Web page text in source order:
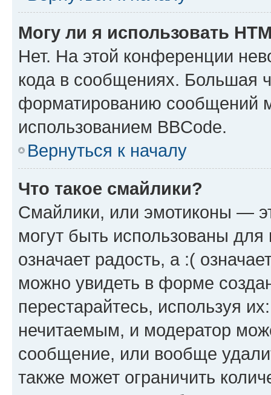
Могу ли я использовать
Нет. На этой конференции
кода в сообщениях. Большая
форматированию сообщений
использованием BBCode.
Вернуться к началу
Что такое смайлики?
Смайлики, или эмотиконы —
могут быть использованы
означает радость, а :(
можно увидеть в форме
перестарайтесь, используя
нечитаемым, и модератор
сообщение, или вообще
также может ограничить